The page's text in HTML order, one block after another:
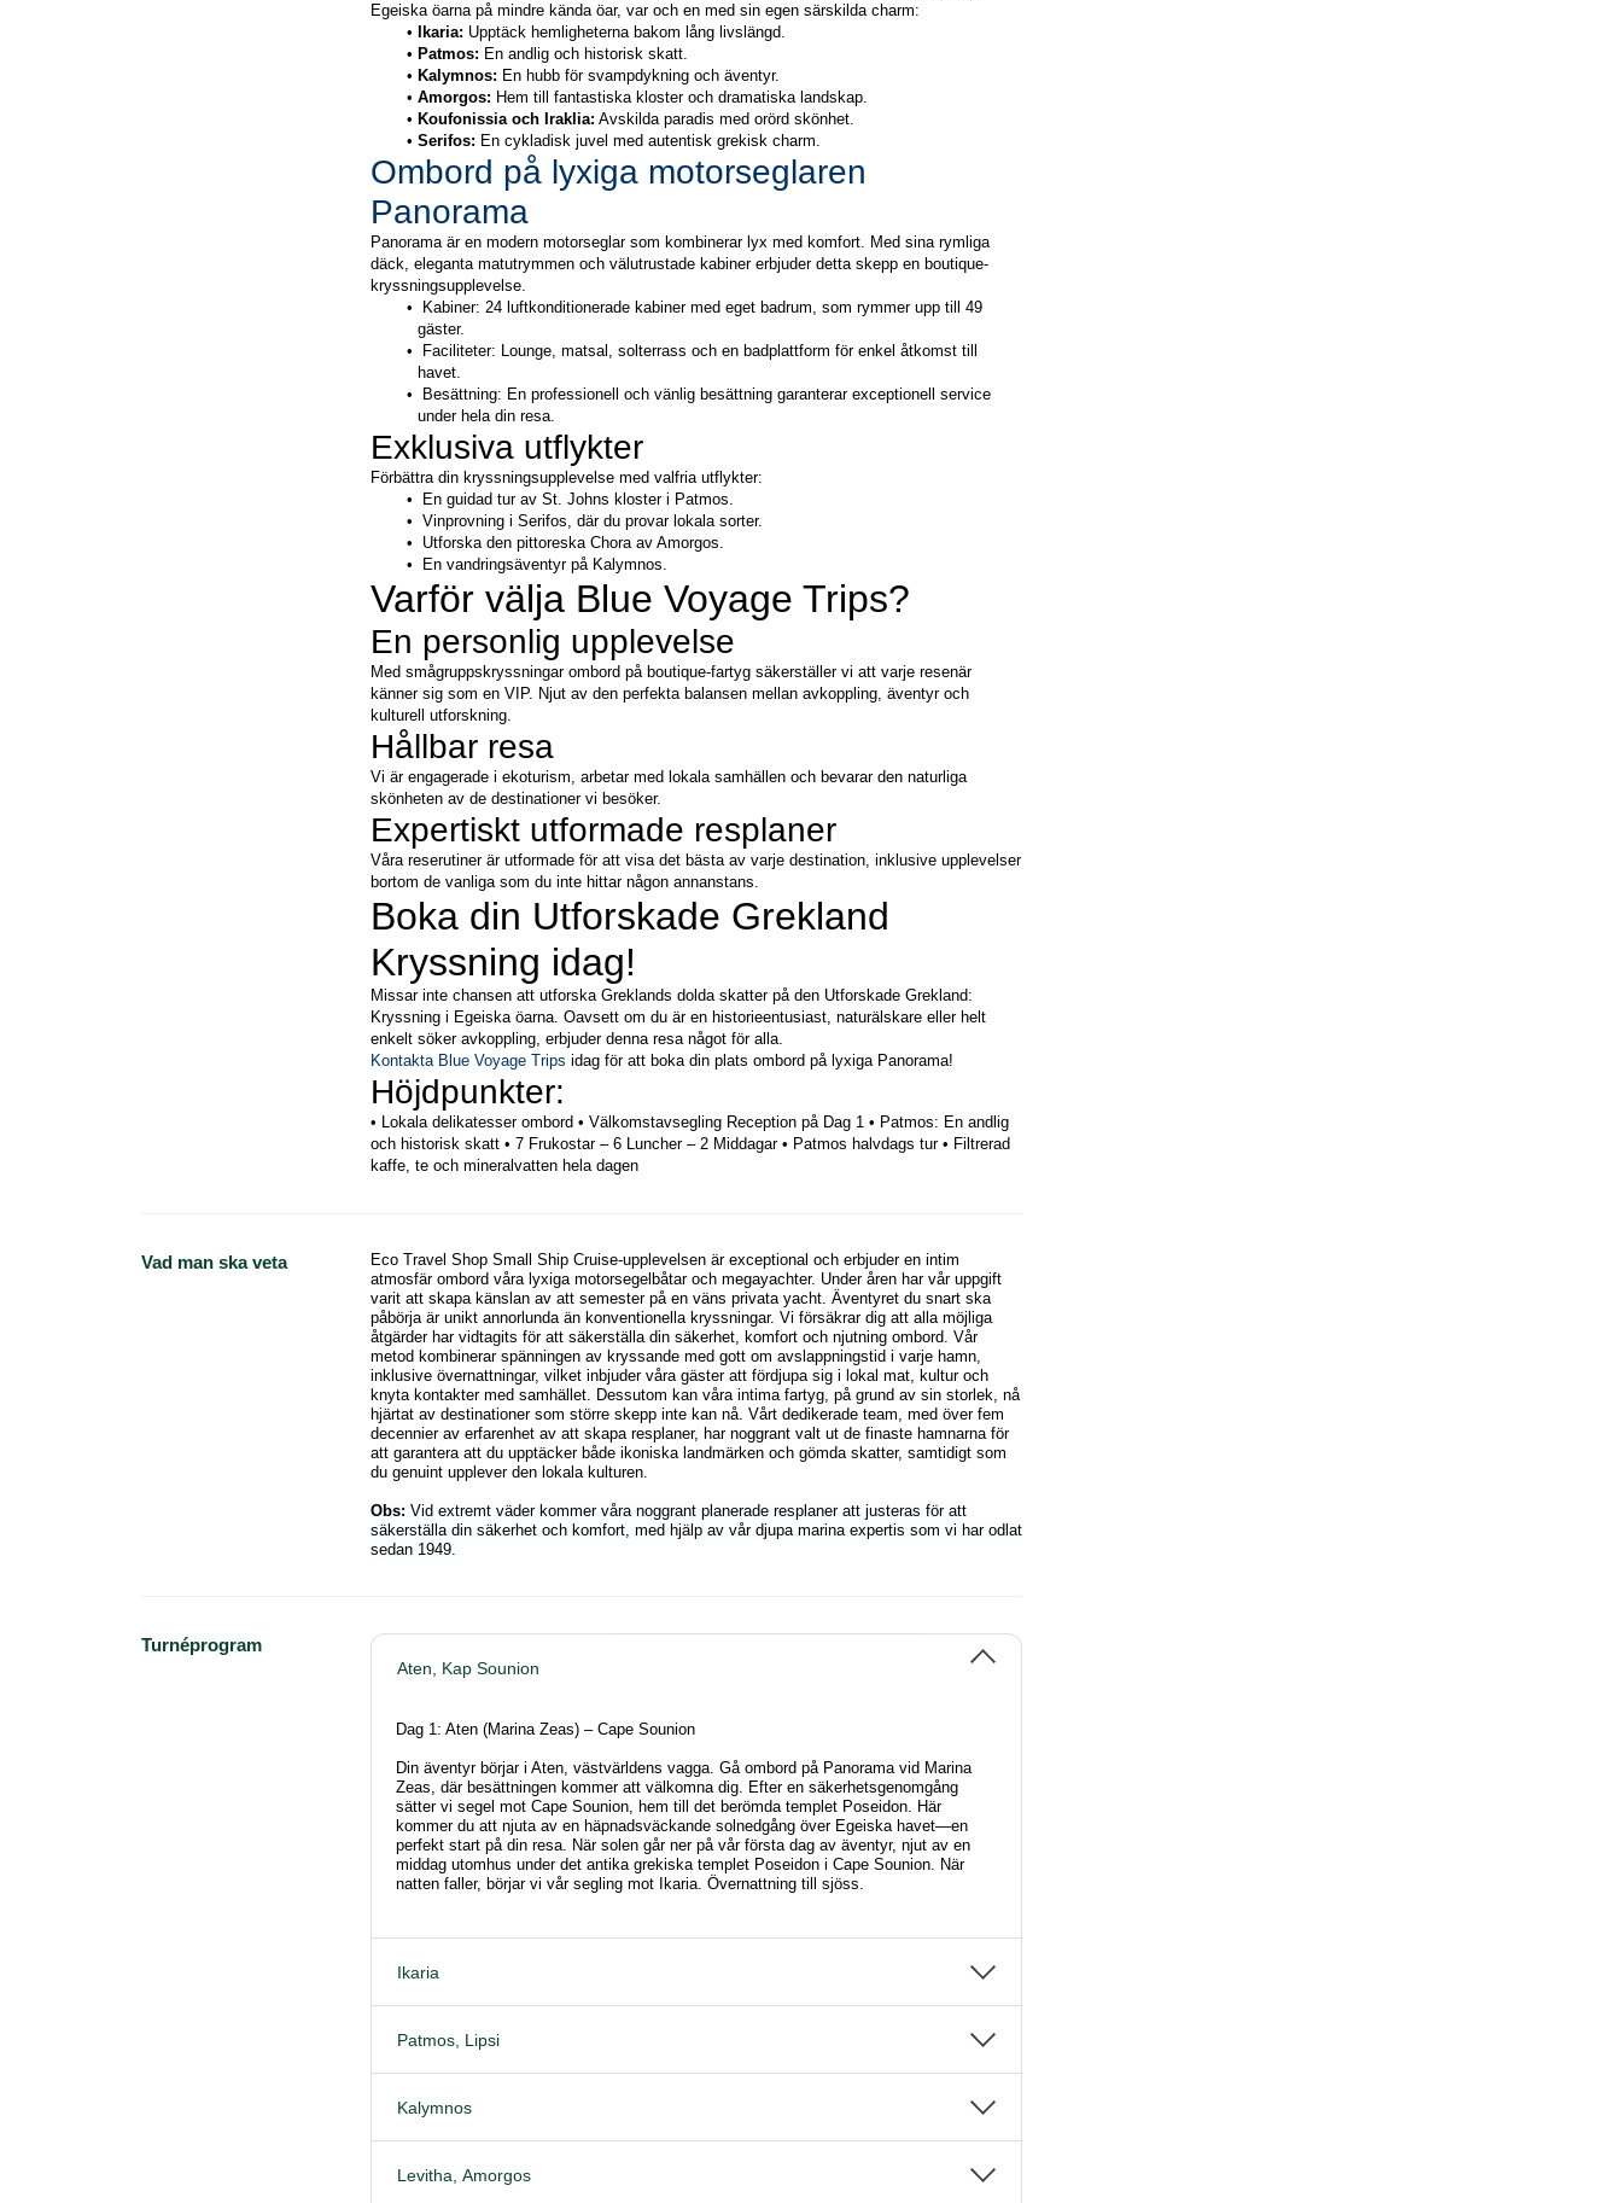
Egeiska öarna på mindre kända öar, var och en med sin egen särskilda charm:
Ikaria: Upptäck hemligheterna bakom lång livslängd.
Patmos: En andlig och historisk skatt.
Kalymnos: En hubb för svampdykning och äventyr.
Amorgos: Hem till fantastiska kloster och dramatiska landskap.
Koufonissia och Iraklia: Avskilda paradis med orörd skönhet.
Serifos: En cykladisk juvel med autentisk grekisk charm.
Ombord på lyxiga motorseglaren
Panorama
Panorama är en modern motorseglar som kombinerar lyx med komfort. Med sina rymliga
däck, eleganta matutrymmen och välutrustade kabiner erbjuder detta skepp en boutique-
kryssningsupplevelse.
Kabiner: 24 luftkonditionerade kabiner med eget badrum, som rymmer upp till 49
gäster.
Faciliteter: Lounge, matsal, solterrass och en badplattform för enkel åtkomst till
havet.
Besättning: En professionell och vänlig besättning garanterar exceptionell service
under hela din resa.
Exklusiva utflykter
Förbättra din kryssningsupplevelse med valfria utflykter:
En guidad tur av St. Johns kloster i Patmos.
Vinprovning i Serifos, där du provar lokala sorter.
Utforska den pittoreska Chora av Amorgos.
En vandringsäventyr på Kalymnos.
Varför välja Blue Voyage Trips?
En personlig upplevelse
Med smågruppskryssningar ombord på boutique-fartyg säkerställer vi att varje resenär
känner sig som en VIP. Njut av den perfekta balansen mellan avkoppling, äventyr och
kulturell utforskning.
Hållbar resa
Vi är engagerade i ekoturism, arbetar med lokala samhällen och bevarar den naturliga
skönheten av de destinationer vi besöker.
Expertiskt utformade resplaner
Våra reserutiner är utformade för att visa det bästa av varje destination, inklusive upplevelser
bortom de vanliga som du inte hittar någon annanstans.
Boka din Utforskade Grekland
Kryssning idag!
Missar inte chansen att utforska Greklands dolda skatter på den Utforskade Grekland:
Kryssning i Egeiska öarna. Oavsett om du är en historieentusiast, naturälskare eller helt
enkelt söker avkoppling, erbjuder denna resa något för alla.
Kontakta Blue Voyage Trips idag för att boka din plats ombord på lyxiga Panorama!
Höjdpunkter:
• Lokala delikatesser ombord • Välkomstavsegling Reception på Dag 1 • Patmos: En andlig
och historisk skatt • 7 Frukostar – 6 Luncher – 2 Middagar • Patmos halvdags tur • Filtrerad
kaffe, te och mineralvatten hela dagen
Vad man ska veta
Eco Travel Shop Small Ship Cruise-upplevelsen är exceptional och erbjuder en intim
atmosfär ombord våra lyxiga motorsegelbåtar och megayachter. Under åren har vår uppgift
varit att skapa känslan av att semester på en väns privata yacht. Äventyret du snart ska
påbörja är unikt annorlunda än konventionella kryssningar. Vi försäkrar dig att alla möjliga
åtgärder har vidtagits för att säkerställa din säkerhet, komfort och njutning ombord. Vår
metod kombinerar spänningen av kryssande med gott om avslappningstid i varje hamn,
inklusive övernattningar, vilket inbjuder våra gäster att fördjupa sig i lokal mat, kultur och
knyta kontakter med samhället. Dessutom kan våra intima fartyg, på grund av sin storlek, nå
hjärtat av destinationer som större skepp inte kan nå. Vårt dedikerade team, med över fem
decennier av erfarenhet av att skapa resplaner, har noggrant valt ut de finaste hamnarna för
att garantera att du upptäcker både ikoniska landmärken och gömda skatter, samtidigt som
du genuint upplever den lokala kulturen.
Obs: Vid extremt väder kommer våra noggrant planerade resplaner att justeras för att
säkerställa din säkerhet och komfort, med hjälp av vår djupa marina expertis som vi har odlat
sedan 1949.
Turnéprogram
Aten, Kap Sounion
Dag 1: Aten (Marina Zeas) – Cape Sounion
Din äventyr börjar i Aten, västvärldens vagga. Gå ombord på Panorama vid Marina
Zeas, där besättningen kommer att välkomna dig. Efter en säkerhetsgenomgång
sätter vi segel mot Cape Sounion, hem till det berömda templet Poseidon. Här
kommer du att njuta av en häpnadsväckande solnedgång över Egeiska havet—en
perfekt start på din resa. När solen går ner på vår första dag av äventyr, njut av en
middag utomhus under det antika grekiska templet Poseidon i Cape Sounion. När
natten faller, börjar vi vår segling mot Ikaria. Övernattning till sjöss.
Ikaria
Patmos, Lipsi
Kalymnos
Levitha, Amorgos